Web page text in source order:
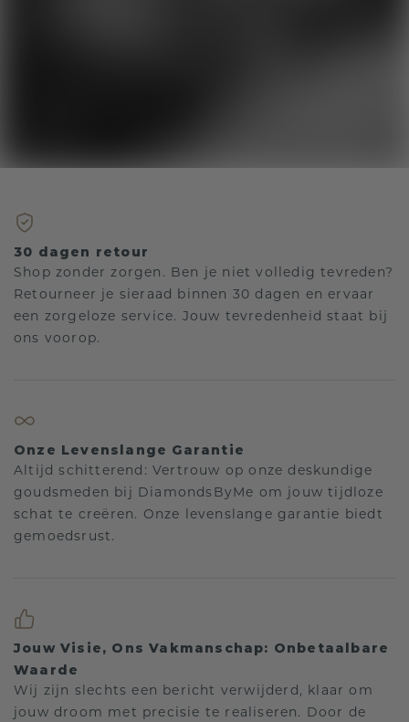
30 dagen retour
Shop zonder zorgen. Ben je niet volledig tevreden?
Retourneer je sieraad binnen 30 dagen en ervaar
een zorgeloze service. Jouw tevredenheid staat bij
ons voorop.
Onze Levenslange Garantie
Altijd schitterend: Vertrouw op onze deskundige
goudsmeden bij DiamondsByMe om jouw tijdloze
schat te creëren. Onze levenslange garantie biedt
gemoedsrust.
Jouw Visie, Ons Vakmanschap: Onbetaalbare
Waarde
Wij zijn slechts een bericht verwijderd, klaar om
jouw droom met precisie te realiseren. Door de